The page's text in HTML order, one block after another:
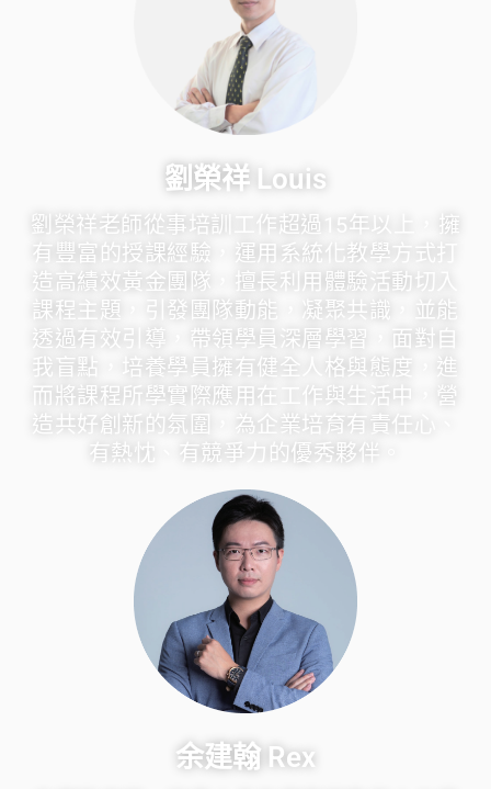
劉榮祥 Louis
劉榮祥老師從事培訓工作超過15年以上，擁
有豐富的授課經驗，運用系統化教學方式打
造高績效黃金團隊，擅長利用體驗活動切入
課程主題，引發團隊動能，凝聚共識，並能
透過有效引導，帶領學員深層學習，面對自
我盲點，培養學員擁有健全人格與態度，進
而將課程所學實際應用在工作與生活中，營
造共好創新的氛圍，為企業培育有責任心、
有熱忱、有競爭力的優秀夥伴。
余建翰 Rex